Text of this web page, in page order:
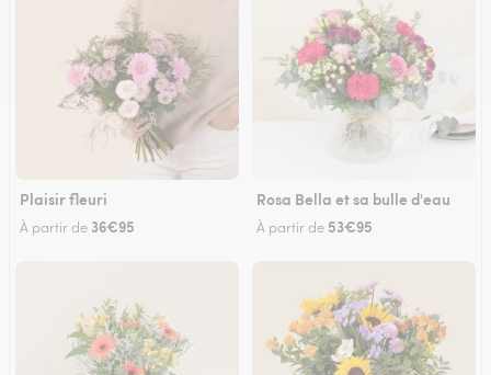
Plaisir fleuri
À partir de 36€95
Rosa Bella et sa bulle d'eau
À partir de 53€95